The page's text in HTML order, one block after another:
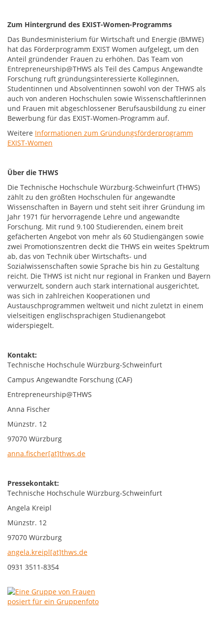
Zum Hintergrund des EXIST-Women-Programms
Das Bundesministerium für Wirtschaft und Energie (BMWE)
hat das Förderprogramm EXIST Women aufgelegt, um den
Anteil gründender Frauen zu erhöhen. Das Team von
Entrepreneurship@THWS als Teil des Campus Angewandte
Forschung ruft gründungsinteressierte Kolleginnen,
Studentinnen und Absolventinnen sowohl von der THWS als
auch von anderen Hochschulen sowie Wissenschaftlerinnen
und Frauen mit abgeschlossener Berufsausbildung zu einer
Bewerbung für das EXIST-Women-Programm auf.
Weitere Informationen zum Gründungsförderprogramm
EXIST-Women
Über die THWS
Die Technische Hochschule Würzburg-Schweinfurt (THWS)
zählt zu den größten Hochschulen für angewandte
Wissenschaften in Bayern und steht seit ihrer Gründung im
Jahr 1971 für hervorragende Lehre und angewandte
Forschung. Mit rund 9.100 Studierenden, einem breit
gefächerten Angebot von mehr als 60 Studiengängen sowie
zwei Promotionszentren deckt die THWS ein weites Spektrum
ab, das von Technik über Wirtschafts- und
Sozialwissenschaften sowie Sprache bis hin zu Gestaltung
reicht. Die THWS ist nicht nur regional in Franken und Bayern
verwurzelt, sondern auch stark international ausgerichtet,
was sich in zahlreichen Kooperationen und
Austauschprogrammen weltweit und nicht zuletzt in einem
vielseitigen englischsprachigen Studienangebot
widerspiegelt.
Kontakt:
Technische Hochschule Würzburg-Schweinfurt
Campus Angewandte Forschung (CAF)
Entrepreneurship@THWS
Anna Fischer
Münzstr. 12
97070 Würzburg
anna.fischer[at]thws.de
Pressekontakt:
Technische Hochschule Würzburg-Schweinfurt
Angela Kreipl
Münzstr. 12
97070 Würzburg
angela.kreipl[at]thws.de
0931 3511-8354